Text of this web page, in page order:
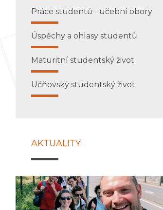
Práce studentů - učební obory
Úspěchy a ohlasy studentů
Maturitní studentský život
Učňovský studentský život
AKTUALITY